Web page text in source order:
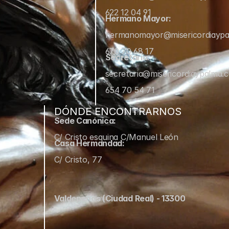
622 12 04 91
Hermano Mayor:
670 70 68 17
Secretaría:
654 70 54 71
DÓNDE ENCONTRARNOS
Sede Canónica:
C/ Cristo esquina C/Manuel León
Casa Hermandad:
C/ Cristo, 77
Valdepeñas (Ciudad Real) - 13300